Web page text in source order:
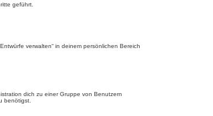
geführt.
verwalten“ in deinem persönlichen Bereich
dich zu einer Gruppe von Benutzern
benötigst.